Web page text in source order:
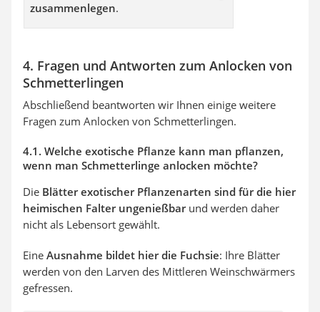
zusammenlegen.
4. Fragen und Antworten zum Anlocken von
Schmetterlingen
Abschließend beantworten wir Ihnen einige weitere
Fragen zum Anlocken von Schmetterlingen.
4.1. Welche exotische Pflanze kann man pflanzen,
wenn man Schmetterlinge anlocken möchte?
Die Blätter exotischer Pflanzenarten sind für die hier
heimischen Falter ungenießbarund werden daher
nicht als Lebensort gewählt.
Eine Ausnahme bildet hier die Fuchsie: Ihre Blätter
werden von den Larven des Mittleren Weinschwärmers
gefressen.